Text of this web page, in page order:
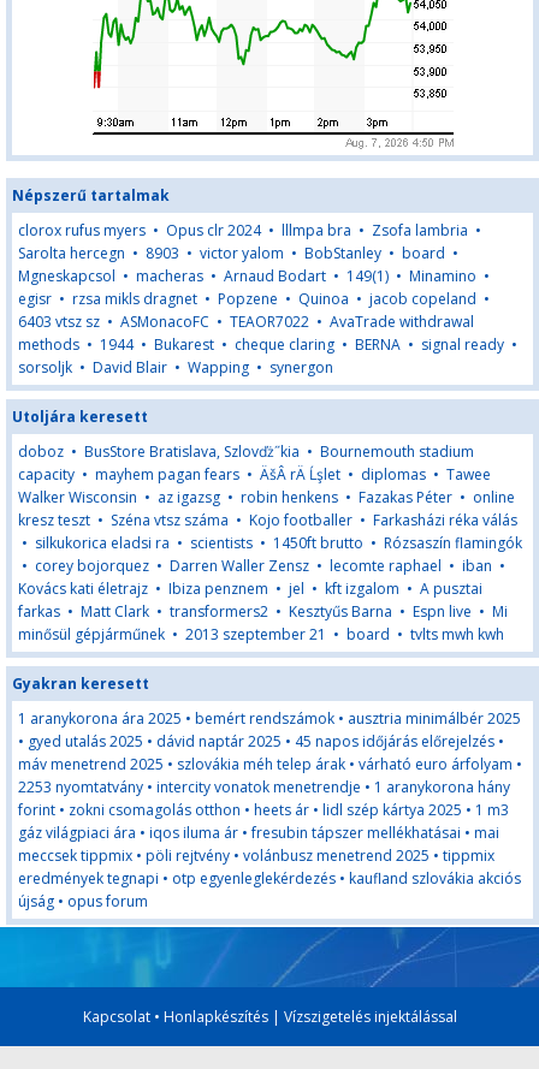
Népszerű tartalmak
clorox rufus myers • Opus clr 2024• lllmpa bra • Zsofa lambria •
Sarolta hercegn • 8903 • victor yalom • BobStanley • board •
Mgneskapcsol • macheras • Arnaud Bodart • 149(1) • Minamino •
egisr • rzsa mikls dragnet • Popzene • Quinoa • jacob copeland •
6403 vtsz sz • ASMonacoFC • TEAOR7022 • AvaTrade withdrawal
methods • 1944• Bukarest • cheque claring • BERNA • signal ready •
sorsoljk • David Blair • Wapping • synergon
Utoljára keresett
doboz • BusStore Bratislava, Szlovďż˝kia • Bournemouth stadium
capacity • mayhem pagan fears • ÄšÂ rÄ Ĺşlet • diplomas • Tawee
Walker Wisconsin • az igazsg • robin henkens • Fazakas Péter • online
kresz teszt • Széna vtsz száma • Kojo footballer • Farkasházi réka válás
• silkukorica eladsi ra • scientists • 1450ft brutto • Rózsaszín flamingók
• corey bojorquez • Darren Waller Zensz • lecomte raphael • iban •
Kovács kati életrajz • Ibiza penznem • jel • kft izgalom • A pusztai
farkas • Matt Clark • transformers2 • Kesztyűs Barna • Espn live • Mi
minősül gépjárműnek • 2013 szeptember 21 • board • tvlts mwh kwh
Gyakran keresett
1 aranykorona ára 2025 • bemért rendszámok • ausztria minimálbér 2025
• gyed utalás 2025 • dávid naptár 2025 • 45 napos időjárás előrejelzés •
máv menetrend 2025 • szlovákia méh telep árak • várható euro árfolyam •
2253 nyomtatvány • intercity vonatok menetrendje • 1 aranykorona hány
forint • zokni csomagolás otthon • heets ár • lidl szép kártya 2025 • 1 m3
gáz világpiaci ára • iqos iluma ár •fresubin tápszer mellékhatásai • mai
meccsek tippmix • pöli rejtvény • volánbusz menetrend 2025 • tippmix
eredmények tegnapi • otp egyenleglekérdezés • kaufland szlovákia akciós
újság • opus forum
Kapcsolat• Honlapkészítés| Vízszigetelés injektálással